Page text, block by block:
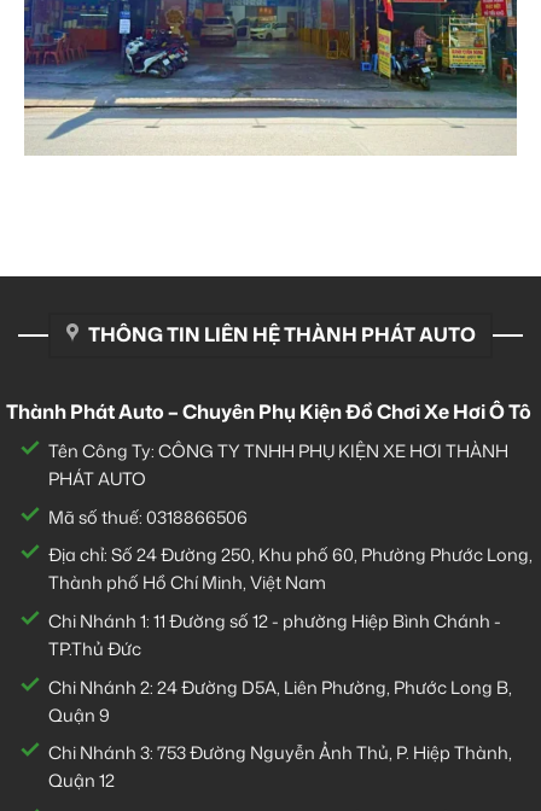
THÔNG TIN LIÊN HỆ THÀNH PHÁT AUTO
Thành Phát Auto – Chuyên Phụ Kiện Đồ Chơi Xe Hơi Ô Tô
Tên Công Ty: CÔNG TY TNHH PHỤ KIỆN XE HƠI THÀNH
PHÁT AUTO
Mã số thuế: 0318866506
Địa chỉ: Số 24 Đường 250, Khu phố 60, Phường Phước Long,
Thành phố Hồ Chí Minh, Việt Nam
Chi Nhánh 1:11 Đường số 12 - phường Hiệp Bình Chánh -
TP.Thủ Đức
Chi Nhánh 2:24 Đường D5A, Liên Phường, Phước Long B,
Quận 9
Chi Nhánh 3:753 Đường Nguyễn Ảnh Thủ, P. Hiệp Thành,
Quận 12